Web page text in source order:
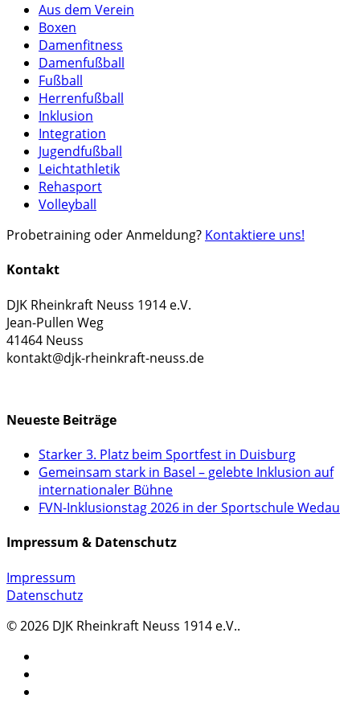
Aus dem Verein
Boxen
Damenfitness
Damenfußball
Fußball
Herrenfußball
Inklusion
Integration
Jugendfußball
Leichtathletik
Rehasport
Volleyball
Probetraining oder Anmeldung? Kontaktiere uns!
Kontakt
DJK Rheinkraft Neuss 1914 e.V.
Jean-Pullen Weg
41464 Neuss
kontakt@djk-rheinkraft-neuss.de
Neueste Beiträge
Starker 3. Platz beim Sportfest in Duisburg
Gemeinsam stark in Basel – gelebte Inklusion auf
internationaler Bühne
FVN-Inklusionstag 2026 in der Sportschule Wedau
Impressum & Datenschutz
Impressum
Datenschutz
© 2026 DJK Rheinkraft Neuss 1914 e.V..